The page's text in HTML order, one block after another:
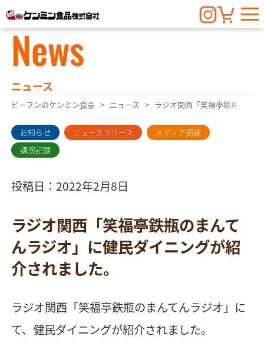
News
ニュース
ビーフンのケンミン食品 ニュース ラジオ関西「笑福亭鉄瓶のま
お知らせ ニュースリリース
メディア掲載
講演記録
投稿日：2022年2月8日
ラジオ関西「笑福亭鉄瓶のまんて
んラジオ」に健民ダイニングが紹
介されました。
ラジオ関西「笑福亭鉄瓶のまんてんラジオ」に
て、健民ダイニングが紹介されました。